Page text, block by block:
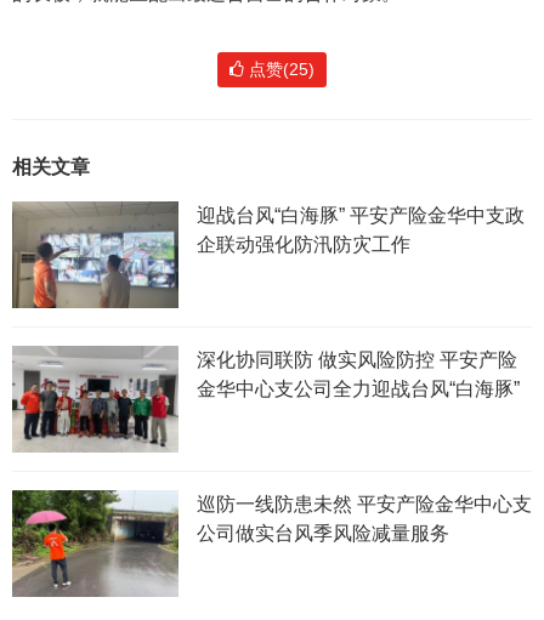
点赞(25)
相关文章
迎战台风“白海豚” 平安产险金华中支政
企联动强化防汛防灾工作
深化协同联防 做实风险防控 平安产险
金华中心支公司全力迎战台风“白海豚”
巡防一线防患未然 平安产险金华中心支
公司做实台风季风险减量服务